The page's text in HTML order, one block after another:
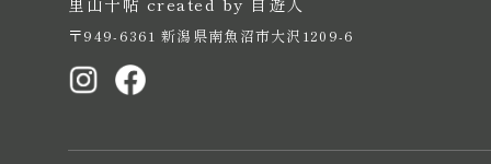
〒949-6361 新潟県南魚沼市大沢1209-6